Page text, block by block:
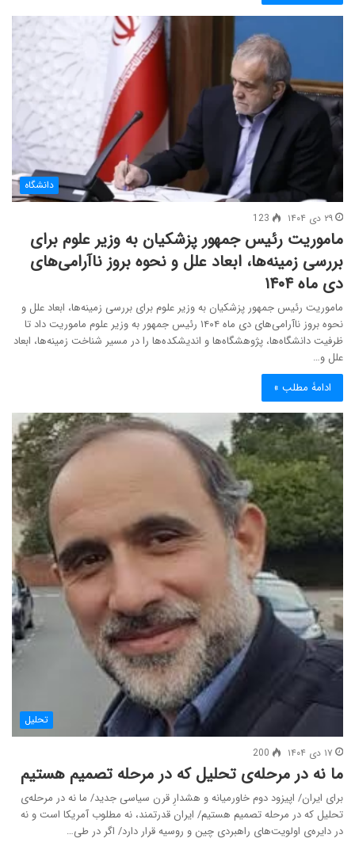
دانشگاه
۲۹ دی ۱۴۰۴ 123
ماموریت رئیس جمهور پزشکیان به وزیر علوم برای
بررسی زمینه‌ها، ابعاد علل و نحوه بروز ناآرامی‌های
دی ماه ۱۴۰۴
ماموریت رئیس جمهور پزشکیان به وزیر علوم برای بررسی زمینه‌ها، ابعاد علل و
نحوه بروز ناآرامی‌های دی ماه ۱۴۰۴ رئیس جمهور به وزیر علوم ماموریت داد تا
ظرفیت دانشگاه‌ها، پژوهشگاه‌ها و اندیشکده‌ها را در مسیر شناخت زمینه‌ها، ابعاد
علل و…
ادامۀ مطلب »
تحلیل
۱۷ دی ۱۴۰۴ 200
ما نه در مرحله‌ی تحلیل که در مرحله تصمیم هستیم
برای ایران/ اپیزود دوم خاورمیانه و هشدارِ قرن سیاسی جدید/ ما نه در مرحله‌ی
تحلیل که در مرحله تصمیم هستیم/ ایران قدرتمند، نه مطلوب آمریکا است و نه
در دایره‌ی اولویت‌های راهبردی چین و روسیه قرار دارد/ اگر در طی…